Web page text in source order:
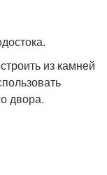
из камней
двора.